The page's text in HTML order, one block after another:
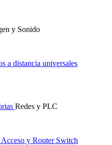
y Sonido
a distancia universales
Redes y PLC
Acceso y Router Switch